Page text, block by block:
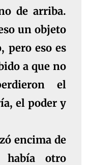
de arriba.
un objeto
pero eso es
a que no
el
, el poder y
encima de
otro